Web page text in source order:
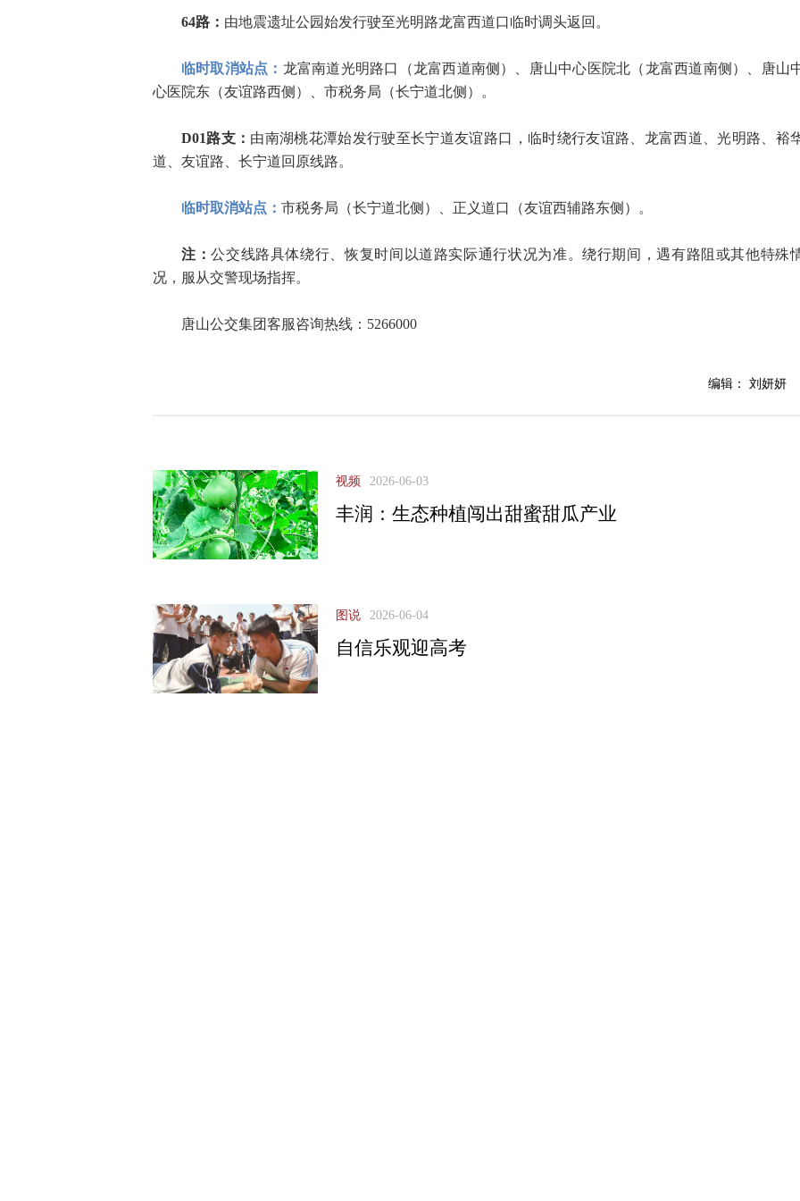
64路： 由地震遗址公园始发行驶至光明路龙富西道口临时调头返回。
临时取消站点： 龙富南道光明路口（龙富西道南侧）、唐山中心医院北（龙富西道南侧）、唐山
心医院东（友谊路西侧）、市税务局（长宁道北侧）。
D01路支： 由南湖桃花潭始发行驶至长宁道友谊路口，临时绕行友谊路、龙富西道、光明路、裕
道、友谊路、长宁道回原线路。
临时取消站点： 市税务局（长宁道北侧）、正义道口（友谊西辅路东侧）。
注：公交线路具体绕行、恢复时间以道路实际通行状况为准。绕行期间，遇有路阻或其他特殊
况，服从交警现场指挥。
唐山公交集团客服咨询热线：5266000
编辑： 刘妍妍
视频 2026-06-03
丰润：生态种植闯出甜蜜甜瓜产业
图说 2026-06-04
自信乐观迎高考